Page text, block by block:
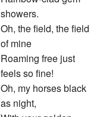
showers.
Oh, the field, the field
of mine
Roaming free just
feels so fine!
Oh, my horses black
as night,